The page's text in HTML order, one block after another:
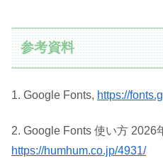
参考資料
1. Google Fonts, https://
2. Google Fonts 使い方 2026
https://humhum.co.jp/4931/